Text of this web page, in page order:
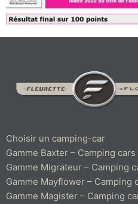
Choisir un camping-car
Gamme Baxter – Camping
Gamme Migrateur – Camping
Gamme Mayflower –
Gamme Magister – Camping